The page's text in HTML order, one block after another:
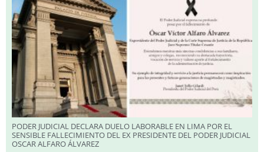
PODER JUDICIAL DECLARA DUELO LABORABLE EN LIMA POR EL
SENSIBLE FALLECIMIENTO DEL EX PRESIDENTE DEL PODER JUDICIAL
OSCAR ALFARO ÁLVAREZ